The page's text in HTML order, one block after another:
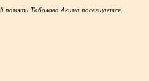
памяти Таболова Акима посвящается.